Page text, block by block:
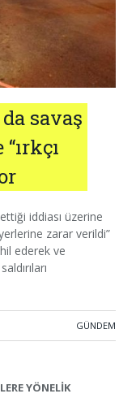
savaş
iddiası üzerine
zarar verildi”
ederek ve
GÜNDEM
YÖNELİK